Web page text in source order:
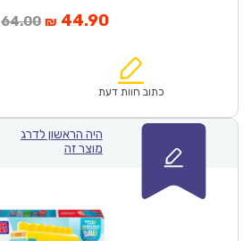
64.00המחיר
₪64.00.
₪ 44.90המחיר
הוא:
כתוב חוות דעת
היה הראשון לדרג
מוצר זה